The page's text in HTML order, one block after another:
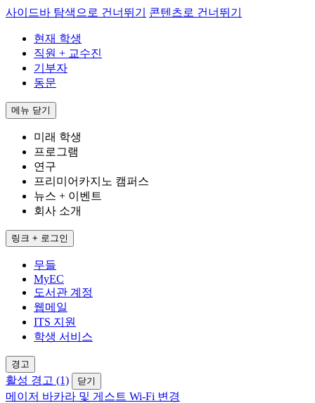
사이드바 탐색으로 건너뛰기 콘텐츠로 건너뛰기
현재 학생
직원 + 교수진
기부자
동문
메뉴 닫기
미래 학생
프로그램
연구
프리미어카지노 캠퍼스
뉴스 + 이벤트
회사 소개
링크 + 로그인
무들
MyEC
도서관 계정
웹메일
ITS 지원
학생 서비스
경고
활성 경고 (1) 닫기
메이저 바카라 및 게스트 Wi-Fi 변경